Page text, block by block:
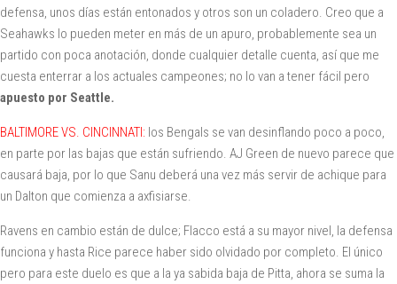
defensa, unos días están entonados y otros son un coladero. Creo que a
Seahawks lo pueden meter en más de un apuro, probablemente sea un
partido con poca anotación, donde cualquier detalle cuenta, así que me
cuesta enterrar a los actuales campeones; no lo van a tener fácil pero
apuesto por Seattle.
BALTIMORE VS. CINCINNATI: los Bengals se van desinflando poco a poco,
en parte por las bajas que están sufriendo. AJ Green de nuevo parece que
causará baja, por lo que Sanu deberá una vez más servir de achique para
un Dalton que comienza a axfisiarse.
Ravens en cambio están de dulce; Flacco está a su mayor nivel, la defensa
funciona y hasta Rice parece haber sido olvidado por completo. El único
pero para este duelo es que a la ya sabida baja de Pitta, ahora se suma la